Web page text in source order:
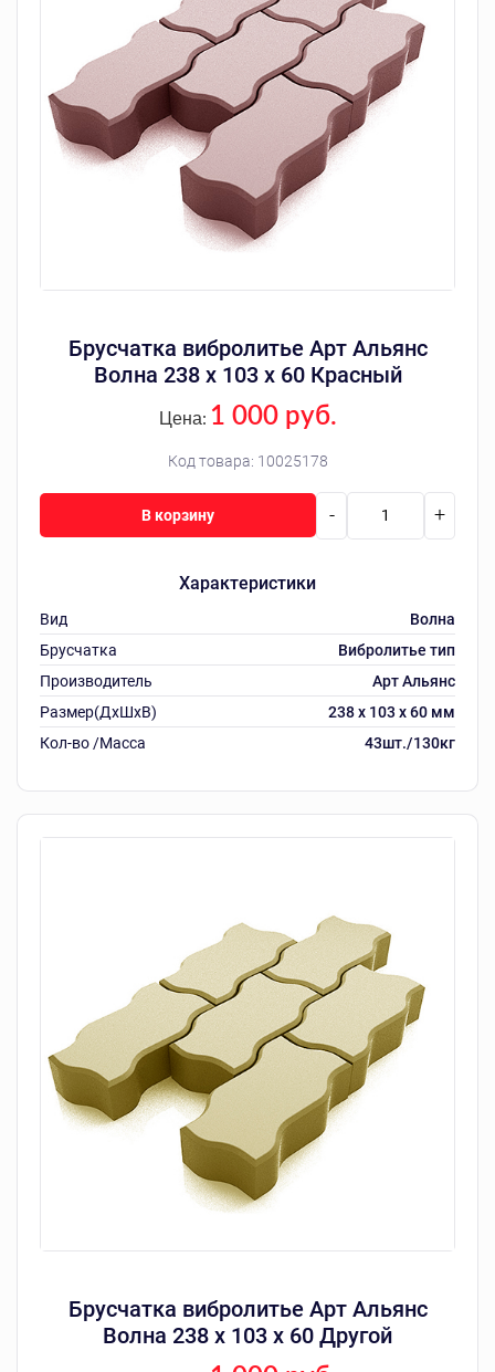
Брусчатка вибролитье Арт Альянс
Волна 238 х 103 х 60 Красный
Код товара: 10025178
Цена: 1 000 руб.
Характеристики
Вид
Волна
Брусчатка
Вибролитье тип
Производитель
Арт Альянс
Размер(ДхШхВ)
238 х 103 х 60 мм
Кол-во /Масса
43шт./130кг
- +
В корзину
Брусчатка вибролитье Арт Альянс
Волна 238 х 103 х 60 Другой